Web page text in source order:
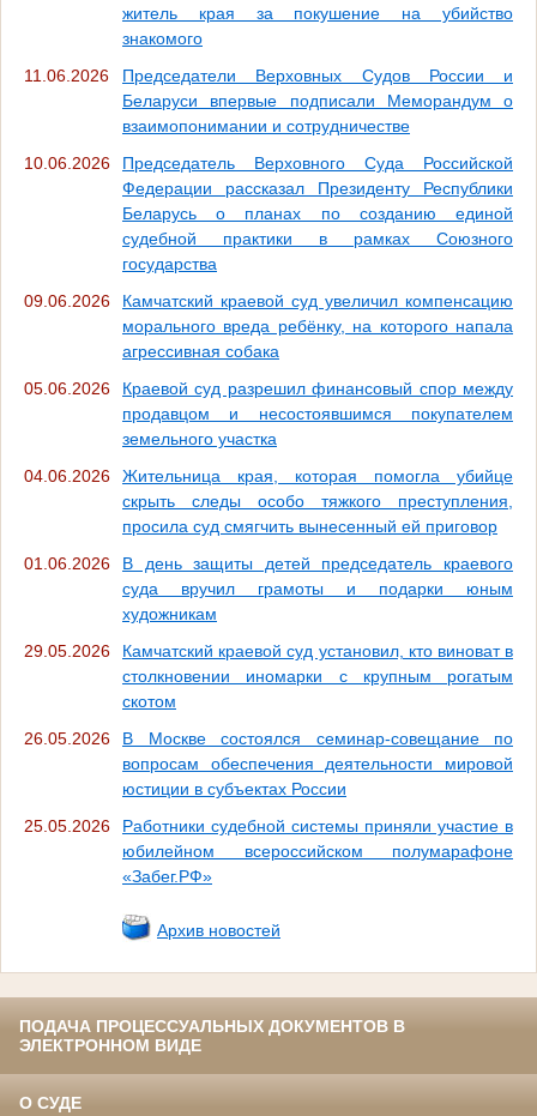
житель края за покушение на убийство
знакомого
11.06.2026
Председатели Верховных Судов России и
Беларуси впервые подписали Меморандум о
взаимопонимании и сотрудничестве
10.06.2026
Председатель Верховного Суда Российской
Федерации рассказал Президенту Республики
Беларусь о планах по созданию единой
судебной практики в рамках Союзного
государства
09.06.2026
Камчатский краевой суд увеличил компенсацию
морального вреда ребёнку, на которого напала
агрессивная собака
05.06.2026
Краевой суд разрешил финансовый спор между
продавцом и несостоявшимся покупателем
земельного участка
04.06.2026
Жительница края, которая помогла убийце
скрыть следы особо тяжкого преступления,
просила суд смягчить вынесенный ей приговор
01.06.2026
В день защиты детей председатель краевого
суда вручил грамоты и подарки юным
художникам
29.05.2026
Камчатский краевой суд установил, кто виноват в
столкновении иномарки с крупным рогатым
скотом
26.05.2026
В Москве состоялся семинар-совещание по
вопросам обеспечения деятельности мировой
юстиции в субъектах России
25.05.2026
Работники судебной системы приняли участие в
юбилейном всероссийском полумарафоне
«Забег.РФ»
Архив новостей
ПОДАЧА ПРОЦЕССУАЛЬНЫХ ДОКУМЕНТОВ В
ЭЛЕКТРОННОМ ВИДЕ
О СУДЕ